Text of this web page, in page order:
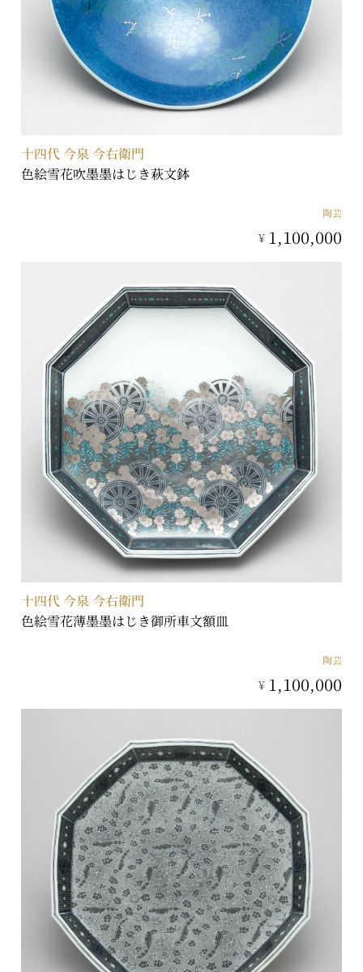
十四代 今泉 今右衛門
色絵雪花吹墨墨はじき萩文鉢
陶芸
¥ 1,100,000
十四代 今泉 今右衛門
色絵雪花薄墨墨はじき御所車文額皿
陶芸
¥ 1,100,000